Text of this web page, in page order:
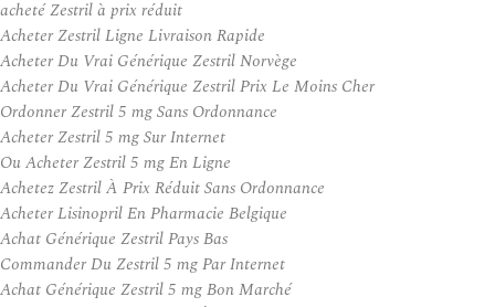
acheté Zestril à prix réduit
Acheter Zestril Ligne Livraison Rapide
Acheter Du Vrai Générique Zestril Norvège
Acheter Du Vrai Générique Zestril Prix Le Moins Cher
Ordonner Zestril 5 mg Sans Ordonnance
Acheter Zestril 5 mg Sur Internet
Ou Acheter Zestril 5 mg En Ligne
Achetez Zestril À Prix Réduit Sans Ordonnance
Acheter Lisinopril En Pharmacie Belgique
Achat Générique Zestril Pays Bas
Commander Du Zestril 5 mg Par Internet
Achat Générique Zestril 5 mg Bon Marché